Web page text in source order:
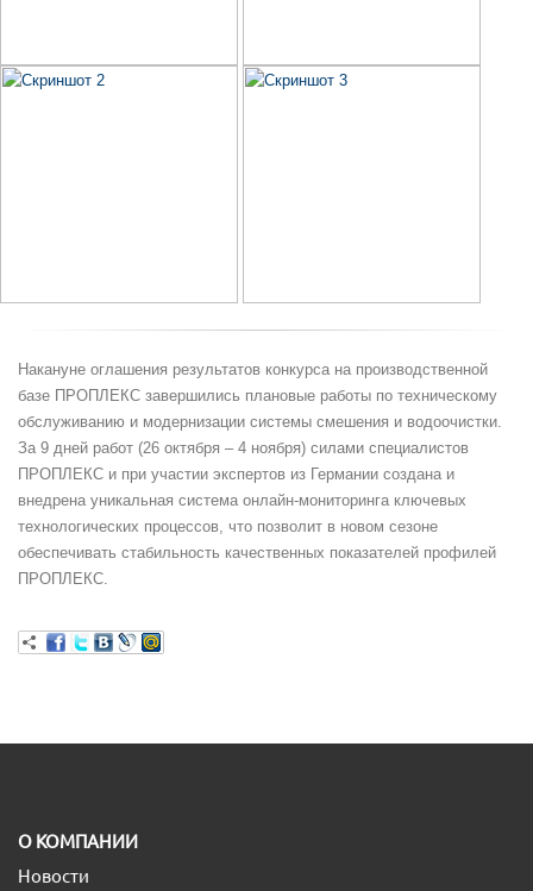
Накануне оглашения результатов конкурса на производственной
базе ПРОПЛЕКС завершились плановые работы по техническому
обслуживанию и модернизации системы смешения и водоочистки.
За 9 дней работ (26 октября – 4 ноября) силами специалистов
ПРОПЛЕКС и при участии экспертов из Германии создана и
внедрена уникальная система онлайн-мониторинга ключевых
технологических процессов, что позволит в новом сезоне
обеспечивать стабильность качественных показателей профилей
ПРОПЛЕКС.
O КОМПАНИИ
Новости